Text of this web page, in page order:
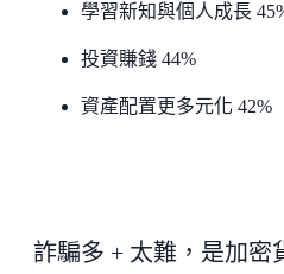
學習新知與個人成長
投資賺錢 44%
資產配置更多元化 42%
詐騙多 + 太難，是加密